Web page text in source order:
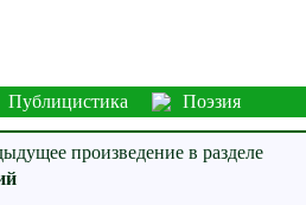
Публицистика Поэзия